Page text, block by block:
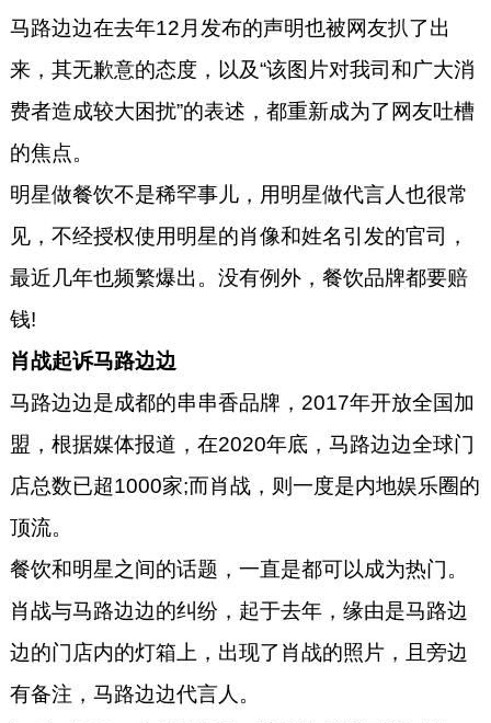
刻的理论认识和丰富的实践经
验。创立了国内首个为餐饮行业
提供全流程、全方位法律服务的
马路边边在去年12月发布的声明也被网友扒了出
来，其无歉意的态度，以及“该图片对我司和广大消
费者造成较大困扰”的表述，都重新成为了网友吐槽
的焦点。
明星做餐饮不是稀罕事儿，用明星做代言人也很常
见，不经授权使用明星的肖像和姓名引发的官司，
最近几年也频繁爆出。没有例外，餐饮品牌都要赔
钱!
肖战起诉马路边边
马路边边是成都的串串香品牌，2017年开放全国加
盟，根据媒体报道，在2020年底，马路边边全球门
店总数已超1000家;而肖战，则一度是内地娱乐圈的
顶流。
餐饮和明星之间的话题，一直是都可以成为热门。
肖战与马路边边的纠纷，起于去年，缘由是马路边
边的门店内的灯箱上，出现了肖战的照片，且旁边
有备注，马路边边代言人。